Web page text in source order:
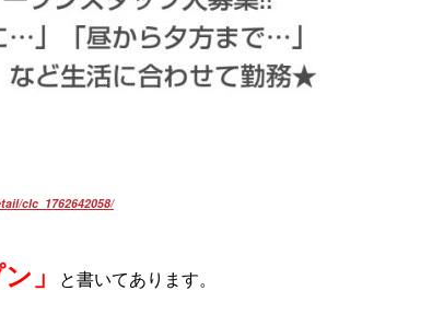
clc_1762642058/
」 と書いてあります。